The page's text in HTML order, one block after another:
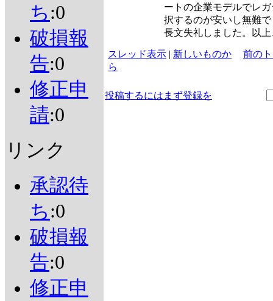
ち :0
破損報
告:0
修正申
請:0
リンク
承認待
ち :0
破損報
告:0
修正申
ートの企業モデルでレ
択するのが安いし無難
長文失礼しました。以
スレッド表示 | 新しいものか
ら
前の
投稿するにはまず登録を